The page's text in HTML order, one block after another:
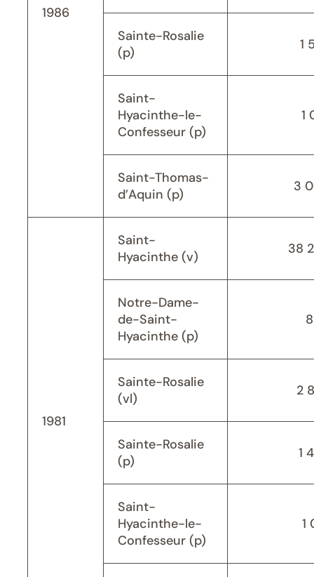
1986
Sainte-Rosalie
(p)
1
Saint-
Hyacinthe-le-
Confesseur (p)
1
Saint-Thomas-
d’Aquin (p)
3
1981
Saint-
Hyacinthe (v)
38
Notre-Dame-
de-Saint-
Hyacinthe (p)
Sainte-Rosalie
(vl)
2
Sainte-Rosalie
(p)
1
Saint-
Hyacinthe-le-
Confesseur (p)
1